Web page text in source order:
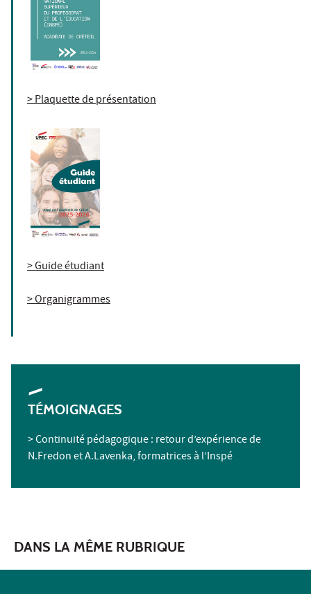
> Plaquette de présentation
> Guide étudiant
> Organigrammes
TÉMOIGNAGES
> Continuité pédagogique : retour d’expérience de
N.Fredon et A.Lavenka, formatrices à l’Inspé
DANS LA MÊME RUBRIQUE